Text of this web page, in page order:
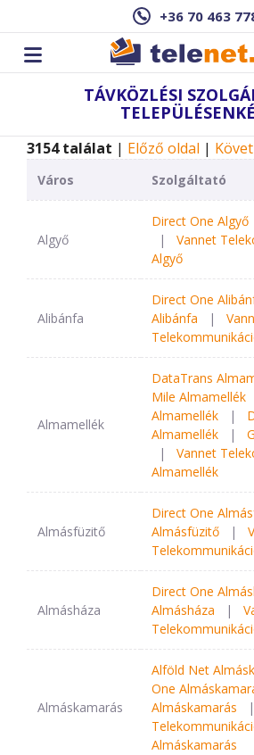
+36 70 463
TÁVKÖZLÉSI
3154 találat | Előző oldal |
Város Szolgáltató
Algyő
Direct One Algyő
| Vannet
Algyő
Alibánfa
Direct One
Alibánfa
|
Almamellék
DataTrans
Mile Almamellék
Almamellék
|
Almamellék
|
| Vannet
Almamellék
Almásfüzitő
Direct One
Almásfüzitő
|
Almásháza
Direct One
Almásháza
|
Almáskamarás
Alföld Net
One
Almáskamarás
Almáskamarás